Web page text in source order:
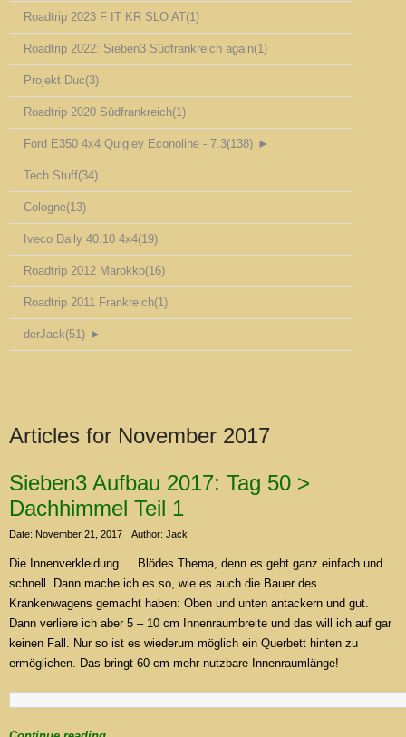
Roadtrip 2023 F IT KR SLO AT(1)
Roadtrip 2022: Sieben3 Südfrankreich again(1)
Projekt Duc(3)
Roadtrip 2020 Südfrankreich(1)
Ford E350 4x4 Quigley Econoline - 7.3(138) ►
Tech Stuff(34)
Cologne(13)
Iveco Daily 40.10 4x4(19)
Roadtrip 2012 Marokko(16)
Roadtrip 2011 Frankreich(1)
derJack(51) ►
Articles for November 2017
Sieben3 Aufbau 2017: Tag 50 >
Dachhimmel Teil 1
Date: November 21, 2017 Author: Jack
Die Innenverkleidung … Blödes Thema, denn es geht ganz einfach und
schnell. Dann mache ich es so, wie es auch die Bauer des
Krankenwagens gemacht haben: Oben und unten antackern und gut.
Dann verliere ich aber 5 – 10 cm Innenraumbreite und das will ich auf gar
keinen Fall. Nur so ist es wiederum möglich ein Querbett hinten zu
ermöglichen. Das bringt 60 cm mehr nutzbare Innenraumlänge!